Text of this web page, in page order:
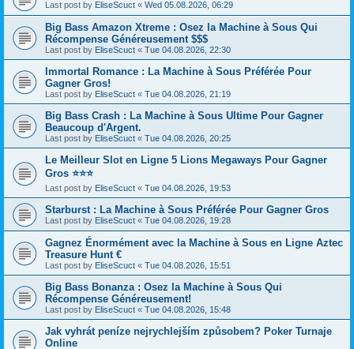
Last post by EliseScuct « Wed 05.08.2026, 06:29
Big Bass Amazon Xtreme : Osez la Machine à Sous Qui
Récompense Généreusement $$$
Last post by EliseScuct « Tue 04.08.2026, 22:30
Immortal Romance : La Machine à Sous Préférée Pour
Gagner Gros!
Last post by EliseScuct « Tue 04.08.2026, 21:19
Big Bass Crash : La Machine à Sous Ultime Pour Gagner
Beaucoup d'Argent.
Last post by EliseScuct « Tue 04.08.2026, 20:25
Le Meilleur Slot en Ligne 5 Lions Megaways Pour Gagner
Gros ⭐⭐⭐
Last post by EliseScuct « Tue 04.08.2026, 19:53
Starburst : La Machine à Sous Préférée Pour Gagner Gros
Last post by EliseScuct « Tue 04.08.2026, 19:28
Gagnez Énormément avec la Machine à Sous en Ligne Aztec
Treasure Hunt €
Last post by EliseScuct « Tue 04.08.2026, 15:51
Big Bass Bonanza : Osez la Machine à Sous Qui
Récompense Généreusement!
Last post by EliseScuct « Tue 04.08.2026, 15:48
Jak vyhrát peníze nejrychlejším způsobem? Poker Turnaje
Online